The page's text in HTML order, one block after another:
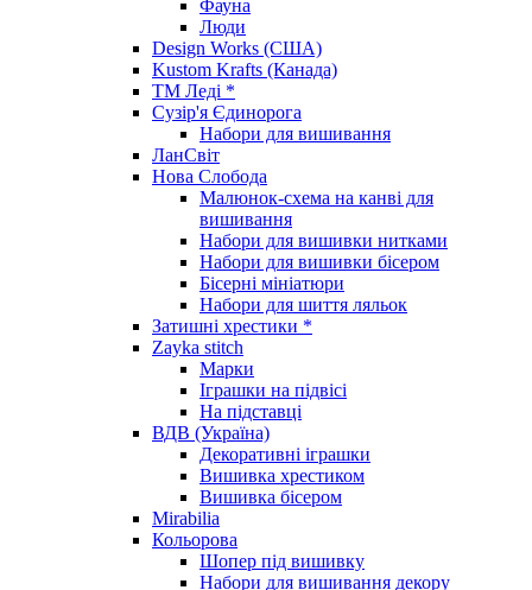
Фауна
Люди
Design Works (США)
Kustom Krafts (Канада)
ТМ Леді *
Сузір'я Єдинорога
Набори для вишивання
ЛанСвіт
Нова Слобода
Малюнок-схема на канві для
вишивання
Набори для вишивки нитками
Набори для вишивки бісером
Бісерні мініатюри
Набори для шиття ляльок
Затишні хрестики *
Zayka stitch
Марки
Іграшки на підвісі
На підставці
ВДВ (Україна)
Декоративні іграшки
Вишивка хрестиком
Вишивка бісером
Mirabilia
Кольорова
Шопер під вишивку
Набори для вишивання декору